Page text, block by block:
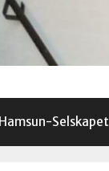
Selskapet